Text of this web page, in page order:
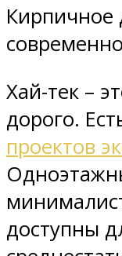
Кирпичное
Хай-тек –
дорого.
проектов
доступны